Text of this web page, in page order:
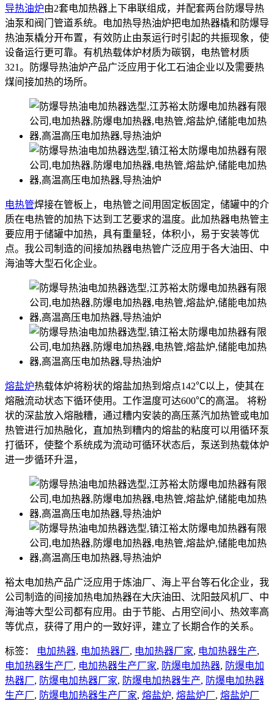
导热油炉由2套电加热器上下串联组成，并配套两台防爆导热
油泵和阀门管道系统。电加热导热油炉把电加热器橇和防爆导
热油泵橇分开布置，有效防止由泵运行时引起的共振现象，使
设备运行更可靠。有机热载体炉材质为碳钢，电热管材质
321。防爆导热油炉产品广泛应用于化工石油企业以及需要热
煤间接加热的场所。
电热管焊接在管板上，电热管之间用固定板固定，储罐中的介
质在电热管的加热下达到工艺要求的温度。此加热器电热管主
要应用于储罐中加热，具有重量轻，体积小，易于安装等优
点。我公司制造的间接加热器电热管广泛应用于各大油田、中
海油等大型石化企业。
熔盐炉热载体炉将粉状的熔盐加热到熔点142℃以上，使其在
熔融流动状态下循环使用。工作温度可达600℃的高温。 将粉
状的深盐放入熔融糟，通过糟内安装的高压蒸汽加热管或电加
热管进行加热融化，直加热到糟内的熔盐的粘度可以用循环泵
打循环，使整个系统成为流动可循环状态后，泵送到热载体炉
进一步循环升温，
裕太电加热产品广泛应用于炼油厂、海上平台等石化企业，我
公司制造的间接加热电加热器在大庆油田、沈阳鼓风机厂、中
海油等大型公司都有应用。由于节能、占用空间小、热效率高
等优点，获得了用户的一致好评，建立了长期合作的关系。
标签： 电加热器, 电加热器厂, 电加热器厂家, 电加热器生产,
电加热器生产厂, 电加热器生产厂家, 防爆电加热器, 防爆电加
热器厂, 防爆电加热器厂家, 防爆电加热器生产, 防爆电加热器
生产厂, 防爆电加热器生产厂家, 熔盐炉, 熔盐炉厂, 熔盐炉厂